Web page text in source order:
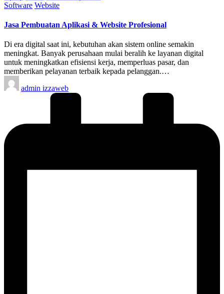
Posted
Software Website
Jasa Pembuatan Aplikasi & Website Profesional
Di era digital saat ini, kebutuhan akan sistem online semakin
meningkat. Banyak perusahaan mulai beralih ke layanan digital
untuk meningkatkan efisiensi kerja, memperluas pasar, dan
memberikan pelayanan terbaik kepada pelanggan.…
Posted
by
admin izzaweb